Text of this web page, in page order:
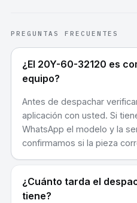
PREGUNTAS FRECUENTES
¿El 20Y-60-32120 es
equipo?
Antes de despachar
aplicación con usted. Si
WhatsApp el modelo y la
confirmamos si la pieza
¿Cuánto tarda el
tiene?